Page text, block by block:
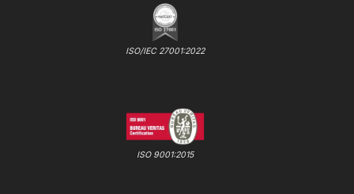
ISO/IEC 27001:2022
ISO 9001:2015